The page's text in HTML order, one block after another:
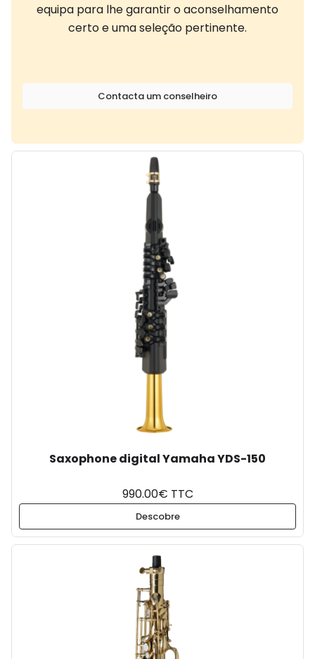
equipa para lhe garantir o aconselhamento
certo e uma seleção pertinente.
Contacta um conselheiro
Saxophone digital Yamaha YDS-150
990.00€ TTC
Descobre